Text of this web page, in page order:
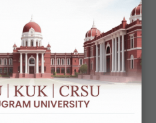
to deliberate
institutions, and
elections with the aim
inclusiveness,
effectiveness. Among
of reform, structural
foundational
electoral system itself—